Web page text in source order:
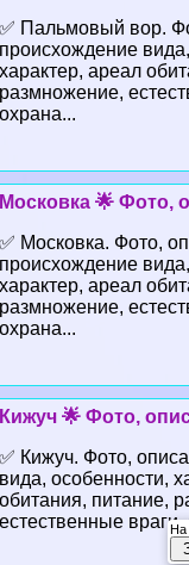
✅ Пальмовый вор.
происхождение
хаpaктер, ареал
размножение,
охрана...
Московка 🌟 Фото,
✅ Московка. Фото,
происхождение
хаpaктер, ареал
размножение,
охрана...
Кижуч 🌟 Фото,
✅ Кижуч. Фото,
вида, особенности,
обитания, питание,
естественные враги,
На